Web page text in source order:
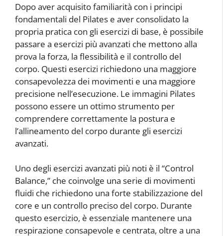
Dopo aver acquisito familiarità con i principi
fondamentali del Pilates e aver consolidato la
propria pratica con gli esercizi di base, è possibile
passare a esercizi più avanzati che mettono alla
prova la forza, la flessibilità e il controllo del
corpo. Questi esercizi richiedono una maggiore
consapevolezza dei movimenti e una maggiore
precisione nell’esecuzione. Le immagini Pilates
possono essere un ottimo strumento per
comprendere correttamente la postura e
l’allineamento del corpo durante gli esercizi
avanzati.
Uno degli esercizi avanzati più noti è il “Control
Balance,” che coinvolge una serie di movimenti
fluidi che richiedono una forte stabilizzazione del
core e un controllo preciso del corpo. Durante
questo esercizio, è essenziale mantenere una
respirazione consapevole e centrata, oltre a una